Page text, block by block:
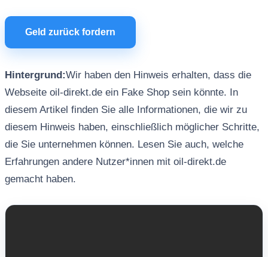
Geld zurück fordern
Hintergrund:Wir haben den Hinweis erhalten, dass die
Webseite oil-direkt.de ein Fake Shop sein könnte. In
diesem Artikel finden Sie alle Informationen, die wir zu
diesem Hinweis haben, einschließlich möglicher Schritte,
die Sie unternehmen können. Lesen Sie auch, welche
Erfahrungen andere Nutzer*innen mit oil-direkt.de
gemacht haben.